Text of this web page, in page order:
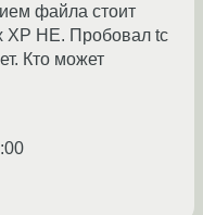
файла стоит
XP HE. Пробовал tc
Кто может